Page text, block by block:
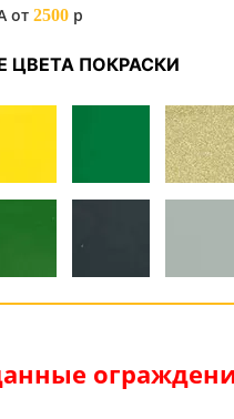
от 2500 р
ПОКРАСКИ